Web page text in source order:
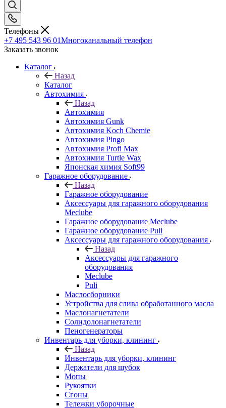
Телефоны
+7 495 543 96 01Многоканальный телефон
Заказать звонок
Каталог
Назад
Каталог
Автохимия
Назад
Автохимия
Автохимия Gunk
Автохимия Koch Chemie
Автохимия Pingo
Автохимия Profi Max
Автохимия Turtle Wax
Японская химия Soft99
Гаражное оборудование
Назад
Гаражное оборудование
Аксессуары для гаражного оборудования
Meclube
Гаражное оборудование Meclube
Гаражное оборудование Puli
Аксессуары для гаражного оборудования
Назад
Аксессуары для гаражного
оборудования
Meclube
Puli
Маслосборники
Устройства для слива обработанного масла
Маслонагнетатели
Солидолонагнетатели
Пеногенераторы
Инвентарь для уборки, клининг
Назад
Инвентарь для уборки, клининг
Держатели для шубок
Мопы
Рукоятки
Сгоны
Тележки уборочные